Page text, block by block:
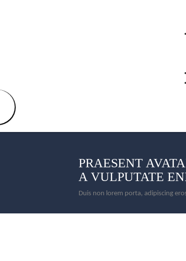
PRAESENT
A VULPUTATE
Duis non lorem porta, adipiscing